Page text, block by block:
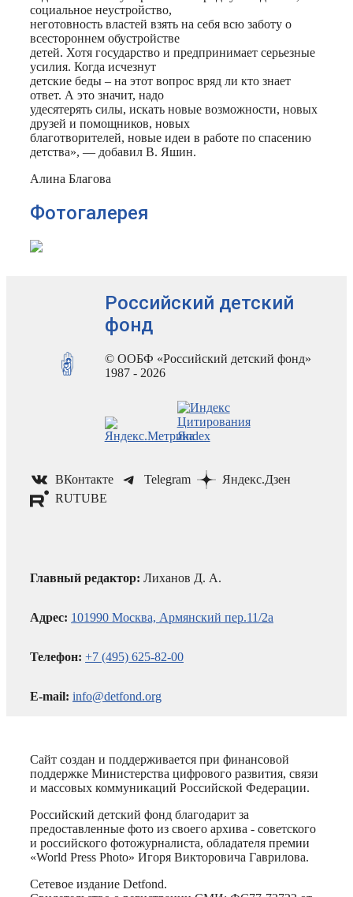
социальное неустройство,
неготовность властей взять на себя всю заботу о
всестороннем обустройстве
детей. Хотя государство и предпринимает серьезные
усилия. Когда исчезнут
детские беды – на этот вопрос вряд ли кто знает
ответ. А это значит, надо
удесятерять силы, искать новые возможности, новых
друзей и помощников, новых
благотворителей, новые идеи в работе по спасению
детства», — добавил В. Яшин.
Алина Благова
Фотогалерея
Российский детский
фонд
© ООБФ «Российский детский фонд»
1987 - 2026
ВКонтакте Telegram
Яндекс.Дзен
RUTUBE
Главный редактор: Лиханов Д. А.
Адрес: 101990 Москва, Армянский пер.11/2а
Телефон: +7 (495) 625-82-00
E-mail: info@detfond.org
Сайт создан и поддерживается при финансовой
поддержке Министерства цифрового развития, связи
и массовых коммуникаций Российской Федерации.
Российский детский фонд благодарит за
предоставленные фото из своего архива - советского
и российского фотожурналиста, обладателя премии
«World Press Photo» Игоря Викторовича Гаврилова.
Сетевое издание Detfond.